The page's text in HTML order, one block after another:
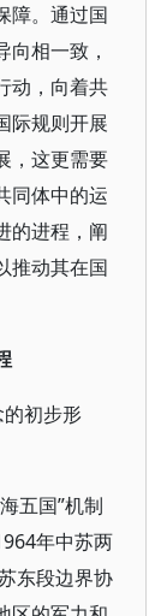
障。通过国
相一致，
动，向着共
际规则开展
，这更需要
同体中的运
的进程，阐
推动其在国
初步形
五国”机制
年中苏两
东段边界协